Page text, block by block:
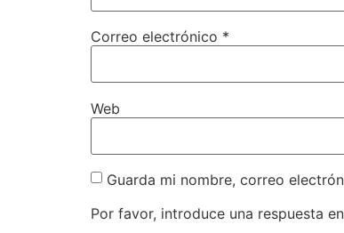
Correo electrónico *
Web
Guarda mi nombre, correo
Por favor, introduce una respuesta